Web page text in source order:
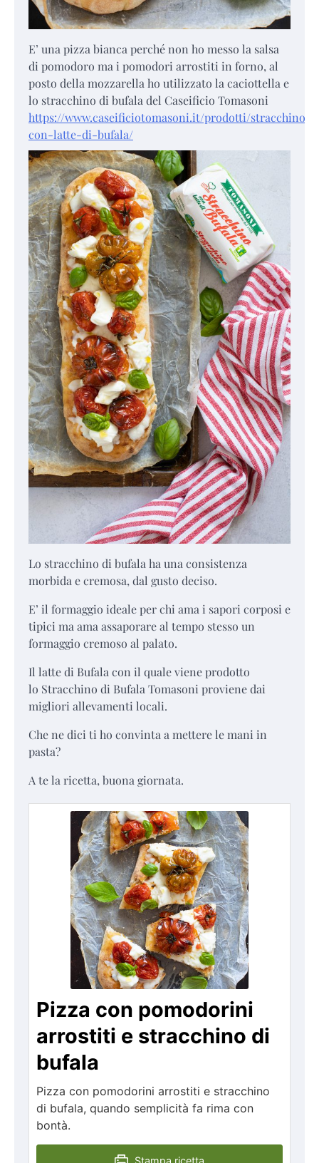
E’ una pizza bianca perché non ho messo la salsa
di pomodoro ma i pomodori arrostiti in forno, al
posto della mozzarella ho utilizzato la caciottella e
lo stracchino di bufala del Caseificio Tomasoni
https://www.caseificiotomasoni.it/prodotti/stracchino-
con-latte-di-bufala/
Lo stracchino di bufala ha una consistenza
morbida e cremosa, dal gusto deciso.
E’ il formaggio ideale per chi ama i sapori corposi e
tipici ma ama assaporare al tempo stesso un
formaggio cremoso al palato.
Il latte di Bufala con il quale viene prodotto
lo Stracchino di Bufala Tomasoni proviene dai
migliori allevamenti locali.
Che ne dici ti ho convinta a mettere le mani in
pasta?
A te la ricetta, buona giornata.
Pizza con pomodorini
arrostiti e stracchino di
bufala
Pizza con pomodorini arrostiti e stracchino
di bufala, quando semplicità fa rima con
bontà.